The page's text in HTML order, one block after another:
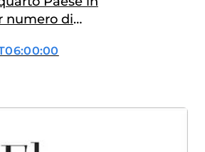
numero di
e Germania.
pubblico
l’anno, pari all’1,3%